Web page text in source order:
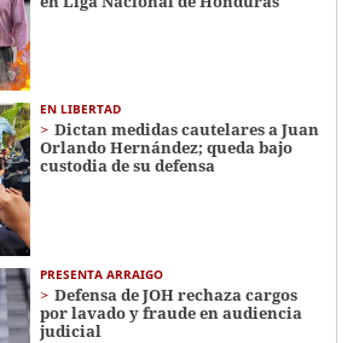
EN LIBERTAD
Dictan medidas cautelares a Juan
Orlando Hernández; queda bajo
custodia de su defensa
PRESENTA ARRAIGO
Defensa de JOH rechaza cargos
por lavado y fraude en audiencia
judicial